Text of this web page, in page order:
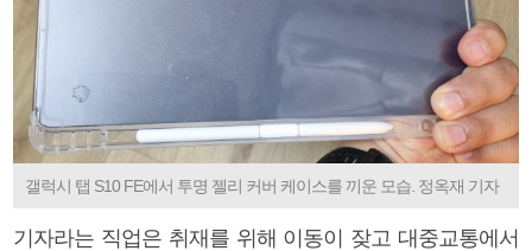
갤럭시 탭 S10 FE에서 투명 젤리 커버 케이스를 끼운 모습. 정옥재 기자
기자라는 직업은 취재를 위해 이동이 잦고 대중교통에서